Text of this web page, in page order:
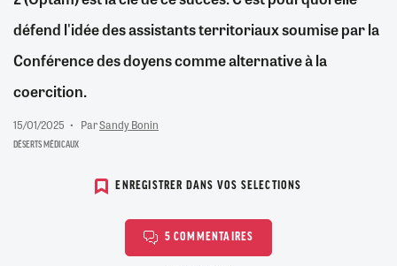
défend l'idée des assistants territoriaux soumise par la
Conférence des doyens comme alternative à la
coercition.
15/01/2025 ParSandy Bonin
DÉSERTS MÉDICAUX
ENREGISTRER DANS VOS SELECTIONS
5 COMMENTAIRES